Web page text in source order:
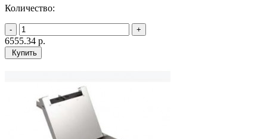
Количество:
6555.34 р.
Купить